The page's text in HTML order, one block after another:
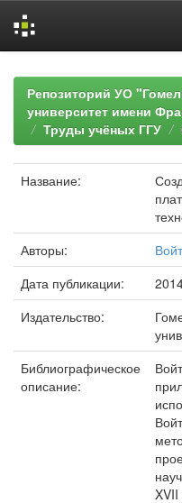
navigationРепозиторий УО
университет имени
Труды учёных ГГУ
Название:
Авторы:
Дата публикации:
Издательство:
Библиографическое
описание:
XVII